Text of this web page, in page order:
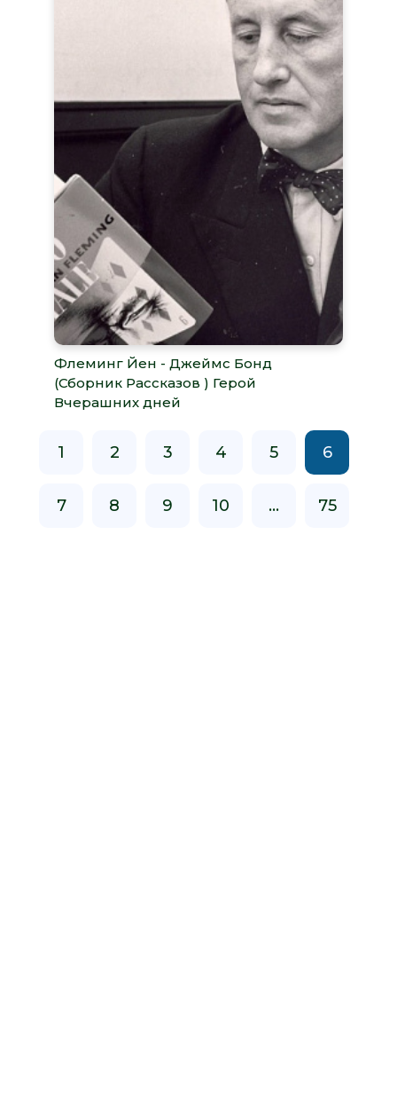
Флеминг Йен - Джеймс Бонд
(Сборник Рассказов ) Герой
Вчерашних дней
1 2 3 4 5 6
7 8 9 10 ... 75